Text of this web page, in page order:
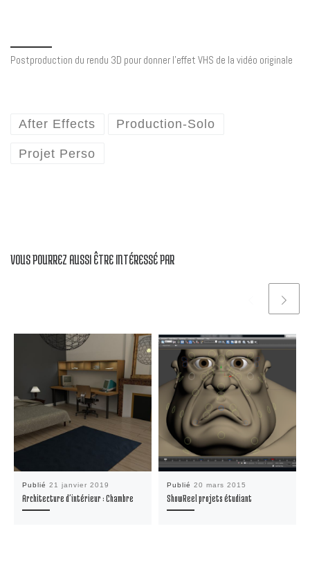
Postproduction du rendu 3D pour donner l’effet VHS de la vidéo originale
After Effects Production-Solo
Projet Perso
VOUS POURREZ AUSSI ÊTRE INTÉRESSÉ PAR
Publié 21 janvier 2019
Architecture d’intérieur : Chambre
Publié 20 mars 2015
ShowReel projets étudiant